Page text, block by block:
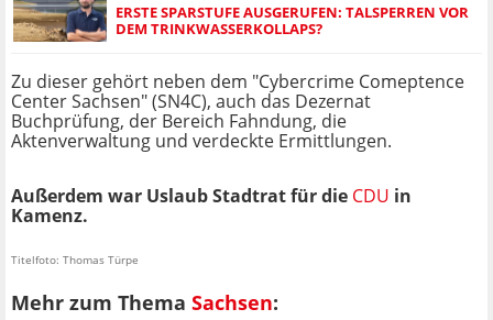
ERSTE SPARSTUFE AUSGERUFEN: TALSPERREN VOR
DEM TRINKWASSERKOLLAPS?
Zu dieser gehört neben dem "Cybercrime Comeptence
Center Sachsen" (SN4C), auch das Dezernat
Buchprüfung, der Bereich Fahndung, die
Aktenverwaltung und verdeckte Ermittlungen.
Außerdem war Uslaub Stadtrat für die CDU in
Kamenz.
Titelfoto: Thomas Türpe
Mehr zum Thema Sachsen: